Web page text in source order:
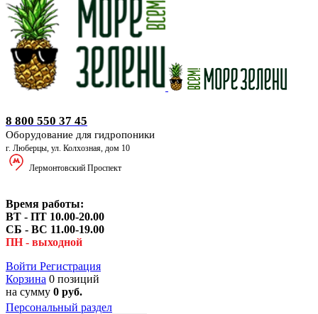
8 800 550 37 45
Оборудование для гидропоники
г. Люберцы, ул. Колхозная, дом 10
Лермонтовский Проспект
Время работы:
ВТ - ПТ 10.00-20.00
СБ - ВС 11.00-19.00
ПН - выходной
Войти Регистрация
Корзина 0 позиций
на сумму 0 руб.
Персональный раздел